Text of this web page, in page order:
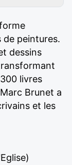
de peintures.
dessins
livres
Brunet a
et les